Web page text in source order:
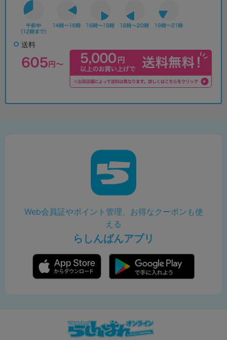
送料
Web会員証やポイント管理、お得なクーポンも使
える
らしんばんアプリ